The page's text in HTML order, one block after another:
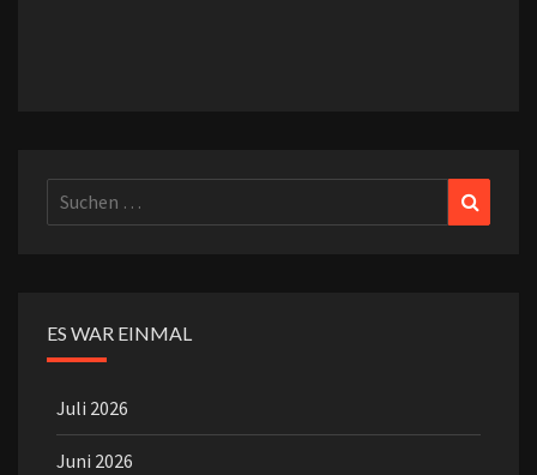
Suchen
nach:
ES WAR EINMAL
Juli 2026
Juni 2026